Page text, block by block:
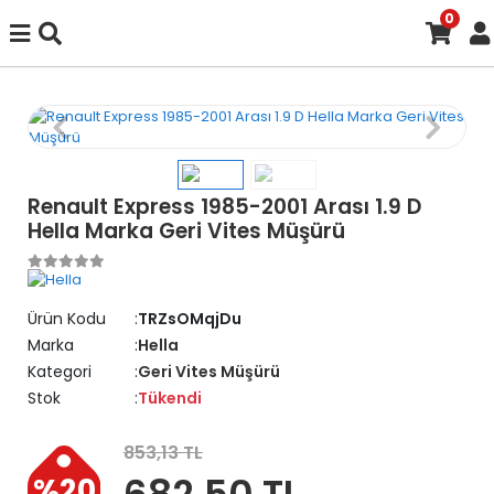
0
Renault Express 1985-2001 Arası 1.9 D
Hella Marka Geri Vites Müşürü
Ürün Kodu
TRZsOMqjDu
Marka
Hella
Kategori
Geri Vites Müşürü
Stok
Tükendi
853,13 TL